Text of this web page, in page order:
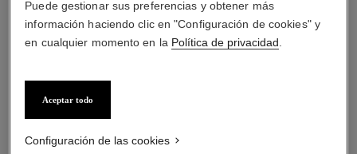
LA COMBINACIÓN PERFECTA
Puede gestionar sus preferencias y obtener más
información haciendo clic en "Configuración de cookies" y
en cualquier momento en la Política de privacidad
Aceptar todo
Configuración de las cookies